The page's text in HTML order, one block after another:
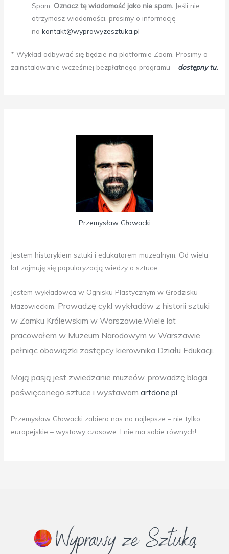
Spam. Oznacz tę wiadomość jako nie spam. Jeśli nie
otrzymasz wiadomości, prosimy o informację
nakontakt@wyprawyzesztuka.pl
* Wykład odbywać się będzie na platformie Zoom. Prosimy o
zainstalowanie wcześniej bezpłatnego programu – dostępny tu.
Przemysław Głowacki
Jestem historykiem sztuki i edukatorem muzealnym. Od wielu
lat zajmuję się popularyzacją wiedzy o sztuce.
Jestem wykładowcą w Ognisku Plastycznym w Grodzisku
Mazowieckim. Prowadzę cykl wykładów z historii sztuki
w Zamku Królewskim w Warszawie.Wiele lat
pracowałem w Muzeum Narodowym w Warszawie
pełniąc obowiązki zastępcy kierownika Działu Edukacji.
Moją pasją jest zwiedzanie muzeów, prowadzę bloga
poświęconego sztuce i wystawomartdone.pl.
Przemysław Głowacki zabiera nas na najlepsze – nie tylko
europejskie – wystawy czasowe. I nie ma sobie równych!